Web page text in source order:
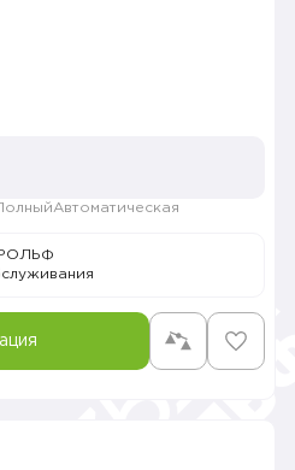
Автоматическая
РОЛЬФ